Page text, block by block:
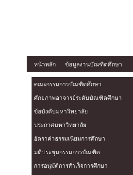
หน้าหลัก ข้อมูลงานบัณฑิตศึกษา
คณะกรรมการบัณฑิตศึกษา
ศักยภาพอาจารย์ระดับบัณฑิตศึกษา
ข้อบังคับมหาวิทยาลัย
ประกาศมหาวิทยาลัย
อัตราค่าธรรมเนียมการศึกษา
มติประชุมกรรมการบัณฑิต
การอนุมัติการสำเร็จการศึกษา